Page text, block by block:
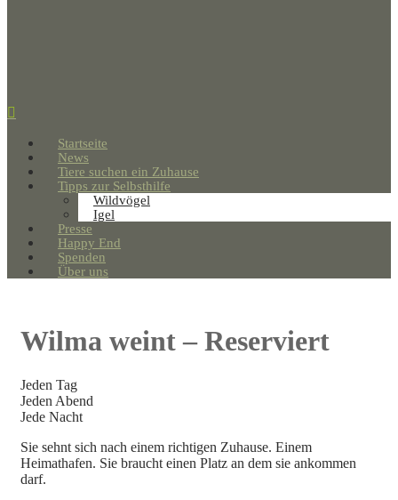
Startseite
News
Tiere suchen ein Zuhause
Tipps zur Selbsthilfe
Wildvögel
Igel
Presse
Happy End
Spenden
Über uns
Wilma weint – Reserviert
Jeden Tag
Jeden Abend
Jede Nacht
Sie sehnt sich nach einem richtigen Zuhause. Einem
Heimathafen. Sie braucht einen Platz an dem sie ankommen
darf.